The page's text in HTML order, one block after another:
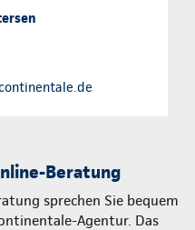
Beratung
sprechen Sie bequem
Agentur. Das